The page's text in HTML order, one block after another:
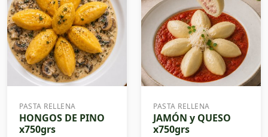
PASTA RELLENA
HONGOS DE PINO
x750grs
PASTA RELLENA
JAMÓN y QUESO
x750grs